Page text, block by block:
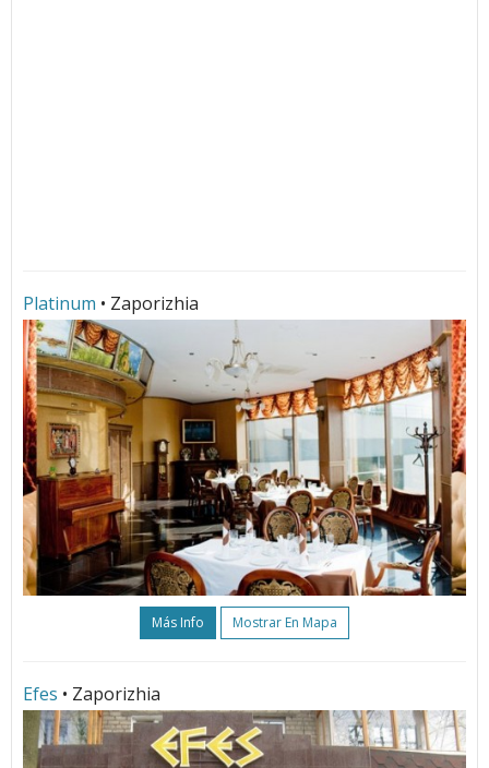
Platinum • Zaporizhia
Más Info Mostrar En Mapa
Efes • Zaporizhia